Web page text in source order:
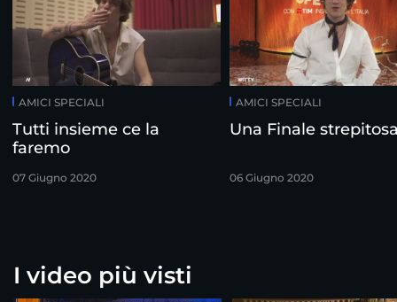
AMICI SPECIALI
Tutti insieme ce la
faremo
07 Giugno 2020
AMICI SPECIALI
Una Finale
06 Giugno 2020
I video più visti